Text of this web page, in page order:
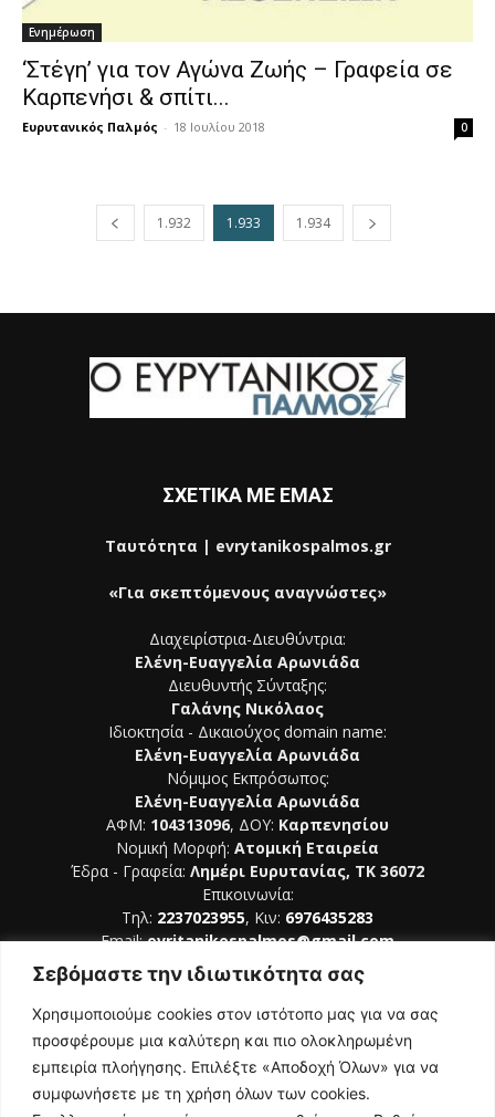
Σεβόμαστε την ιδιωτικότητα σας
Χρησιμοποιούμε cookies στον ιστότοπο μας για να σας
προσφέρουμε μια καλύτερη και πιο ολοκληρωμένη
εμπειρία πλοήγησης. Επιλέξτε «Αποδοχή Όλων» για να
συμφωνήσετε με τη χρήση όλων των cookies.
Ενημέρωση
‘Στέγη’ για τον Αγώνα Ζωής – Γραφεία σε
Καρπενήσι & σπίτι...
Ευρυτανικός Παλμός - 18 Ιουλίου 2018 0
1.932 1.933 1.934
ΣΧΕΤΙΚΑ ΜΕ ΕΜΑΣ
Ταυτότητα | evrytanikospalmos.gr
«Για σκεπτόμενους αναγνώστες»
Διαχειρίστρια-Διευθύντρια:
Ελένη-Ευαγγελία Αρωνιάδα
Διευθυντής Σύνταξης:
Γαλάνης Νικόλαος
Ιδιοκτησία - Δικαιούχος domain name:
Ελένη-Ευαγγελία Αρωνιάδα
Νόμιμος Εκπρόσωπος:
Ελένη-Ευαγγελία Αρωνιάδα
ΑΦΜ: 104313096, ΔΟΥ: Καρπενησίου
Νομική Μορφή: Ατομική Εταιρεία
Έδρα - Γραφεία: Λημέρι Ευρυτανίας, ΤΚ 36072
Επικοινωνία:
Τηλ: 2237023955, Κιν: 6976435283
Email:evritanikospalmos@gmail.com
Αριθμός Πιστοποίησης Μ.Η.Τ. 242044
ΑΚΟΛΟΥΘΗΣΕ ΜΑΣ